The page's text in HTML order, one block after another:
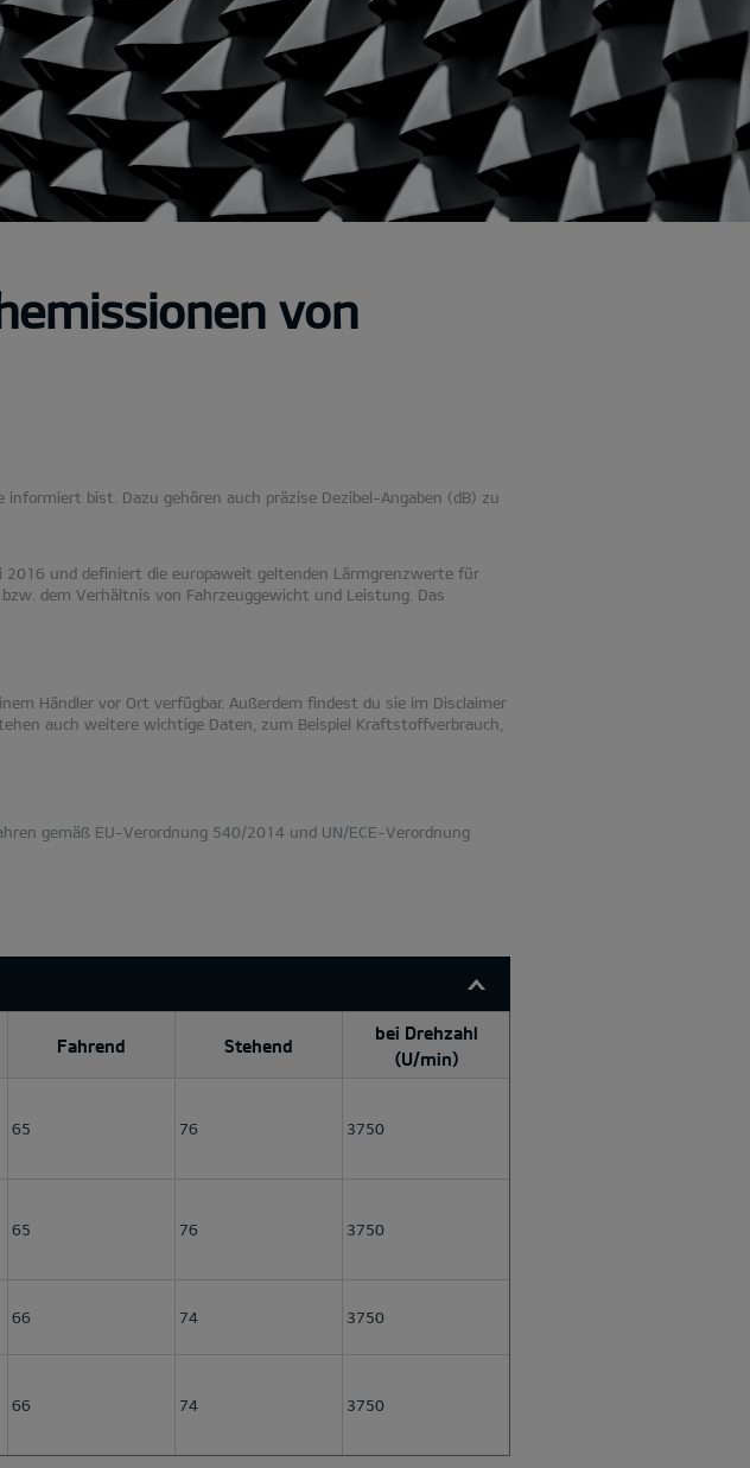
von
bist. Dazu gehören auch präzise Dezibel-Angaben (dB) zu
und definiert die europaweit geltenden Lärmgrenzwerte für
dem Verhältnis von Fahrzeuggewicht und Leistung. Das
Händler vor Ort verfügbar. Außerdem findest du sie im Disclaimer
auch weitere wichtige Daten, zum Beispiel Kraftstoffverbrauch,
gemäß EU-Verordnung 540/2014 und UN/ECE-Verordnung
Fahrend Stehend
bei Drehzahl
(U/min)
65 76 3750
65 76 3750
66 74 3750
66 74 3750